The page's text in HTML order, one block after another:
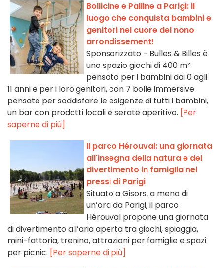
Bollicine e Palline a Parigi: il
luogo che conquista bambini e
genitori nel cuore del nono
arrondissement!
Sponsorizzato - Bulles & Billes è
uno spazio giochi di 400 m²
pensato per i bambini dai 0 agli
11 anni e per i loro genitori, con 7 bolle immersive
pensate per soddisfare le esigenze di tutti i bambini,
un bar con prodotti locali e serate aperitivo. [Per
saperne di più]
Il parco Hérouval: una giornata
all'insegna della natura e del
divertimento in famiglia nei
pressi di Parigi
Situato a Gisors, a meno di
un’ora da Parigi, il parco
Hérouval propone una giornata
di divertimento all’aria aperta tra giochi, spiaggia,
mini-fattoria, trenino, attrazioni per famiglie e spazi
per picnic. [Per saperne di più]